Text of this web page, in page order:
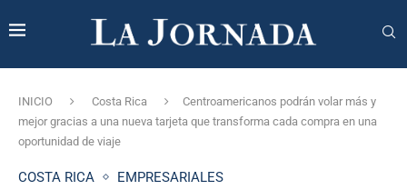
INICIO Costa Rica
Centroamericanos podrán volar más y
mejor gracias a una nueva tarjeta que transforma cada compra en una
oportunidad de viaje
COSTA RICA EMPRESARIALES